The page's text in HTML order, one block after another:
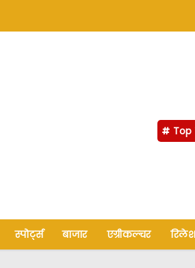
Top
स्पोर्ट्स बाजार एग्रीकल्चर